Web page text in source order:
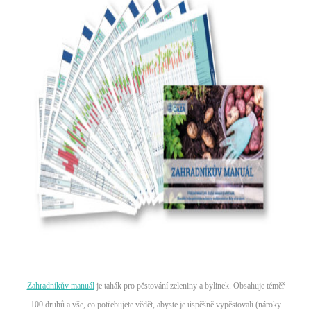
Zahradníkův manuálje tahák pro pěstování zeleniny a bylinek. Obsahuje téměř
100 druhů a vše, co potřebujete vědět, abyste je úspěšně vypěstovali (nároky